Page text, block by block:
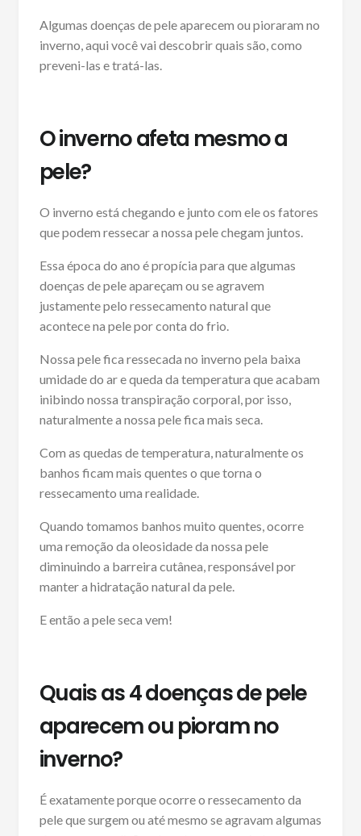
Algumas doenças de pele aparecem ou pioraram no
inverno, aqui você vai descobrir quais são, como
preveni-las e tratá-las.
O inverno afeta mesmo a
pele?
O inverno está chegando e junto com ele os fatores
que podem ressecar a nossa pele chegam juntos.
Essa época do ano é propícia para que algumas
doenças de pele apareçam ou se agravem
justamente pelo ressecamento natural que
acontece na pele por conta do frio.
Nossa pele fica ressecada no inverno pela baixa
umidade do ar e queda da temperatura que acabam
inibindo nossa transpiração corporal, por isso,
naturalmente a nossa pele fica mais seca.
Com as quedas de temperatura, naturalmente os
banhos ficam mais quentes o que torna o
ressecamento uma realidade.
Quando tomamos banhos muito quentes, ocorre
uma remoção da oleosidade da nossa pele
diminuindo a barreira cutânea, responsável por
manter a hidratação natural da pele.
E então a pele seca vem!
Quais as 4 doenças de pele
aparecem ou pioram no
inverno?
É exatamente porque ocorre o ressecamento da
pele que surgem ou até mesmo se agravam algumas